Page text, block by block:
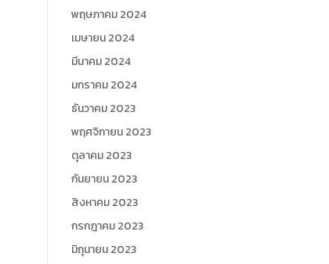
พฤษภาคม 2024
เมษายน 2024
มีนาคม 2024
มกราคม 2024
ธันวาคม 2023
พฤศจิกายน 2023
ตุลาคม 2023
กันยายน 2023
สิงหาคม 2023
กรกฎาคม 2023
มิถุนายน 2023